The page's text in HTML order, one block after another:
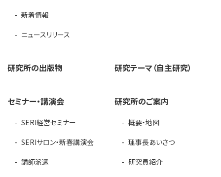
新着情報
ニュースリリース
研究所の出版物 研究テーマ（自主研究）
セミナー・講演会
SERI経営セミナー
SERIサロン・新春講演会
講師派遣
研究所のご案内
概要・地図
理事長あいさつ
研究員紹介